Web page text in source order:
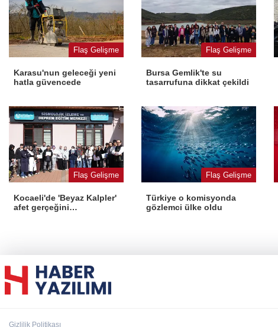
Flaş Gelişme
Karasu'nun geleceği yeni
hatla güvencede
Flaş Gelişme
Bursa Gemlik'te su
tasarrufuna dikkat çekildi
Flaş Gelişme
Kocaeli'de 'Beyaz Kalpler'
afet gerçeğini
Flaş Gelişme
Türkiye o komisyonda
gözlemci ülke oldu
Gizlilik Politikası